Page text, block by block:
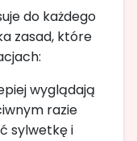
do każdego
zasad, które
wyglądają
razie
sylwetkę i